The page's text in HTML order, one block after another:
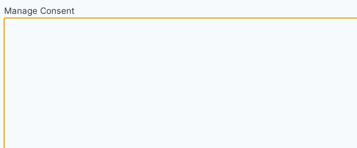
Manage Consent